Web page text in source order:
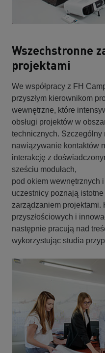
Wszechstronne
projektami
We współpracy z FH
przyszłym kierownikom
wewnętrzne, które
obsługi projektów w
technicznych. Szczególny
nawiązywanie kontaktów
interakcję z
sześciu modułach,
pod okiem wewnętrznych
uczestnicy poznają
zarządzaniem projektami.
przyszłościowych i
następnie pracują nad
wykorzystując studia